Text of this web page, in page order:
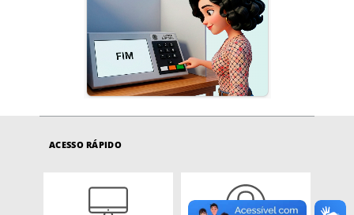
ACESSO RÁPIDO